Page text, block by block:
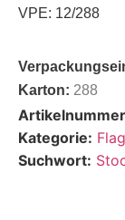
VPE: 12/288
Karton: 288
Kategorie:
Suchwort: